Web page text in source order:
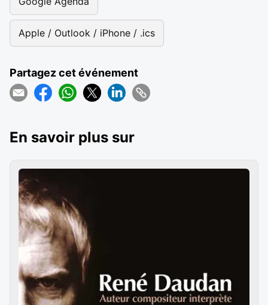
Apple / Outlook / iPhone / .ics
Partagez cet événement
En savoir plus sur